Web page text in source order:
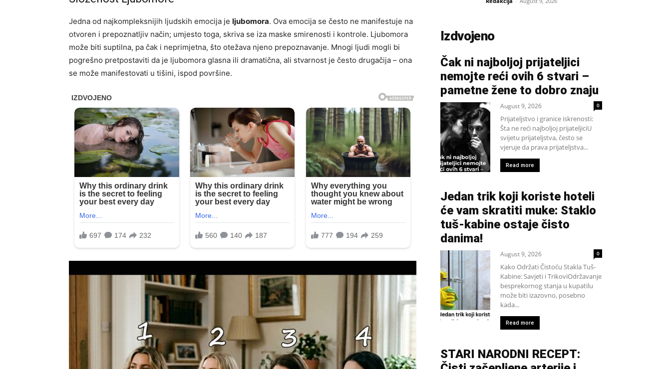
Jedna od najkompleksnijih ljudskih emocija je ljubomora. Ova emocija se često ne manifestuje na
otvoren i prepoznatljiv način; umjesto toga, skriva se iza maske smirenosti i kontrole. Ljubomora
može biti suptilna, pa čak i neprimjetna, što otežava njeno prepoznavanje. Mnogi ljudi mogli bi
pogrešno pretpostaviti da je ljubomora glasna ili dramatična, ali stvarnost je često drugačija – ona
se može manifestovati u tišini, ispod površine.
Izdvojeno
Čak ni najboljoj prijateljici
nemojte reći ovih 6 stvari –
pametne žene to dobro znaju
August 9, 2026 0
Prijateljstvo i granice iskrenosti:
Šta ne reći najboljoj prijateljiciU
svijetu prijateljstva, često se
vjeruje da prava prijateljstva...
Read more
Jedan trik koji koriste hoteli
će vam skratiti muke: Staklo
tuš-kabine ostaje čisto
danima!
August 9, 2026 0
Kako Održati Čistoću Stakla Tuš-
Kabine: Savjeti i TrikoviOdržavanje
besprekornog stanja u kupatilu
može biti izazovno, posebno
kada...
Read more
STARI NARODNI RECEPT: